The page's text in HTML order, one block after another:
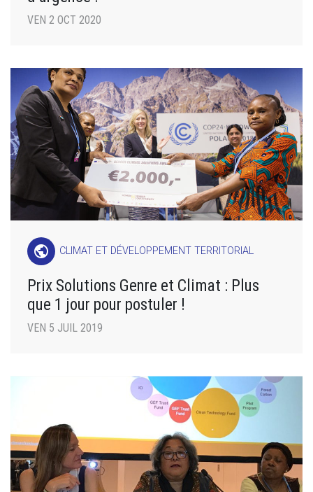
VEN 2 OCT 2020
public CLIMAT ET DÉVELOPPEMENT TERRITORIAL
Prix Solutions Genre et Climat : Plus
que 1 jour pour postuler !
VEN 5 JUIL 2019